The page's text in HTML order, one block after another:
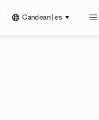
Candean | es